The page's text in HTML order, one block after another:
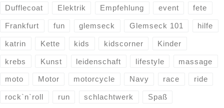
Dufflecoat Elektrik Empfehlung event fete
Frankfurt fun glemseck Glemseck 101 hilfe
katrin Kette kids kidscorner Kinder
krebs Kunst leidenschaft lifestyle massage
moto Motor motorcycle Navy race ride
rock`n`roll run schlachtwerk Spaß